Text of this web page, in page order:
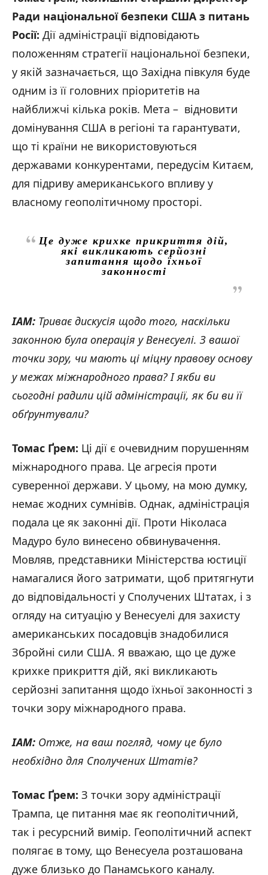
Ради національної безпеки США з питань
Росії: Дії адміністрації відповідають
положенням стратегії національної безпеки,
у якій зазначається, що Західна півкуля буде
одним із її головних пріоритетів на
найближчі кілька років. Мета – відновити
домінування США в регіоні та гарантувати,
що ті країни не використовуються
державами конкурентами, передусім Китаєм,
для підриву американського впливу у
власному геополітичному просторі.
Це дуже крихке прикриття дій,
які викликають серйозні
запитання щодо їхньої
законності
IAM: Триває дискусія щодо того, наскільки
законною була операція у Венесуелі. З вашої
точки зору, чи мають ці міцну правову основу
у межах міжнародного права? І якби ви
сьогодні радили цій адміністрації, як би ви її
обґрунтували?
Томас Ґрем: Ці дії є очевидним порушенням
міжнародного права. Це агресія проти
суверенної держави. У цьому, на мою думку,
немає жодних сумнівів. Однак, адміністрація
подала це як законні дії. Проти Ніколаса
Мадуро було винесено обвинувачення.
Мовляв, представники Міністерства юстиції
намагалися його затримати, щоб притягнути
до відповідальності у Сполучених Штатах, і з
огляду на ситуацію у Венесуелі для захисту
американських посадовців знадобилися
Збройні сили США. Я вважаю, що це дуже
крихке прикриття дій, які викликають
серйозні запитання щодо їхньої законності з
точки зору міжнародного права.
IAM: Отже, на ваш погляд, чому це було
необхідно для Сполучених Штатів?
Томас Ґрем: З точки зору адміністрації
Трампа, це питання має як геополітичний,
так і ресурсний вимір. Геополітичний аспект
полягає в тому, що Венесуела розташована
дуже близько до Панамського каналу.